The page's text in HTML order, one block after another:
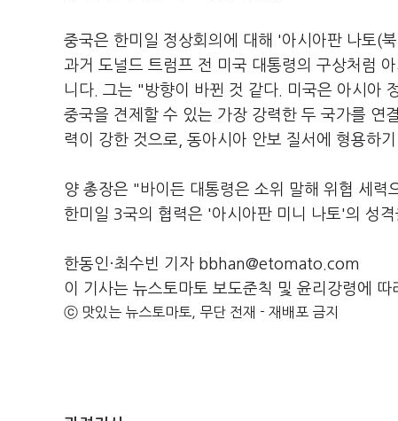
중국은 한미일 정상회의에 대해 '아시아판 나토(
과거 도널드 트럼프 전 미국 대통령의 구상처럼
니다. 그는 "방향이 바뀐 것 같다. 미국은 아시아
중국을 견제할 수 있는 가장 강력한 두 국가를 연
력이 강한 것으로, 동아시아 안보 질서에 형용하
양 총장은 "바이든 대통령은 소위 말해 위협 세
한미일 3국의 협력은 '아시아판 미니 나토'의 성
한동인·최수빈 기자 bbhan@etomato.com
이 기사는 뉴스토마토 보도준칙 및 윤리강령에
ⓒ 맛있는 뉴스토마토, 무단 전재 - 재배포 금지